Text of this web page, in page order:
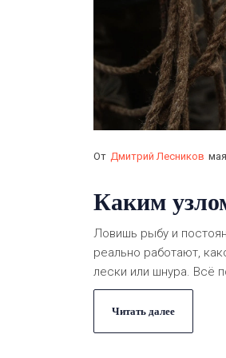
От Дмитрий Лесников
Каким
Ловишь рыбу и
реально работают,
лески или шнура. Всё
Читать далее